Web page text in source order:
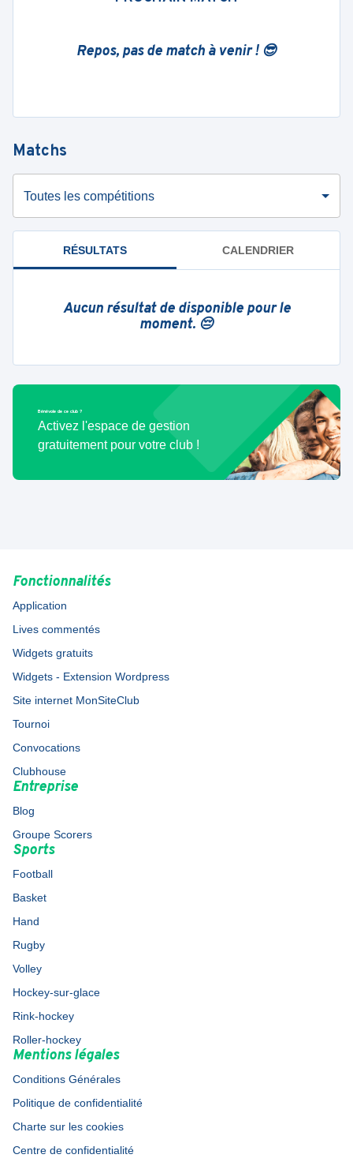
Repos, pas de match à venir ! 😎
Matchs
Toutes les compétitions
RÉSULTATS CALENDRIER
Aucun résultat de disponible pour le
moment. 😔
Bénévole de ce club ?
Activez l'espace de gestion
gratuitement pour votre club !
Fonctionnalités
Application
Lives commentés
Widgets gratuits
Widgets - Extension Wordpress
Site internet MonSiteClub
Tournoi
Convocations
Clubhouse
Entreprise
Blog
Groupe Scorers
Sports
Football
Basket
Hand
Rugby
Volley
Hockey-sur-glace
Rink-hockey
Roller-hockey
Mentions légales
Conditions Générales
Politique de confidentialité
Charte sur les cookies
Centre de confidentialité